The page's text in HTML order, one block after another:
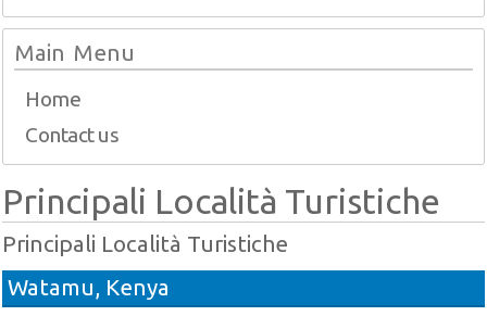
Main Menu
Home
Contact us
Principali Località Turistiche
Principali Località Turistiche
Watamu, Kenya